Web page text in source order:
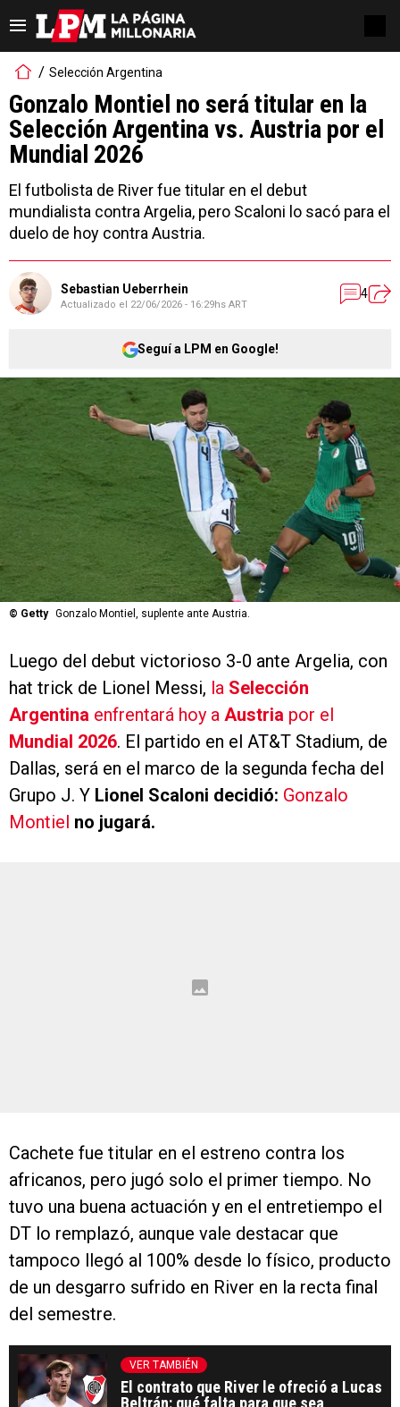
Selección Argentina
Gonzalo Montiel no será titular en la
Selección Argentina vs. Austria por el
Mundial 2026
El futbolista de River fue titular en el debut
mundialista contra Argelia, pero Scaloni lo sacó para el
duelo de hoy contra Austria.
Sebastian Ueberrhein
Actualizado el 22/06/2026 - 16:29hs ART
4
Seguí a LPM en Google!
© Getty Gonzalo Montiel, suplente ante Austria.
Luego del debut victorioso 3-0 ante Argelia, con
hat trick de Lionel Messi, la Selección
Argentina enfrentará hoy a Austria por el
Mundial 2026. El partido en el AT&T Stadium, de
Dallas, será en el marco de la segunda fecha del
Grupo J. Y Lionel Scaloni decidió: Gonzalo
Montiel no jugará.
Cachete fue titular en el estreno contra los
africanos, pero jugó solo el primer tiempo. No
tuvo una buena actuación y en el entretiempo el
DT lo remplazó, aunque vale destacar que
tampoco llegó al 100% desde lo físico, producto
de un desgarro sufrido en River en la recta final
del semestre.
VER TAMBIÉN
El contrato que River le ofreció a Lucas